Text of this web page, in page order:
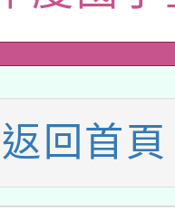
」
景藝術
度第2次
公告(無人
行動站研
年度閱讀
業研習
工智慧
返回首頁